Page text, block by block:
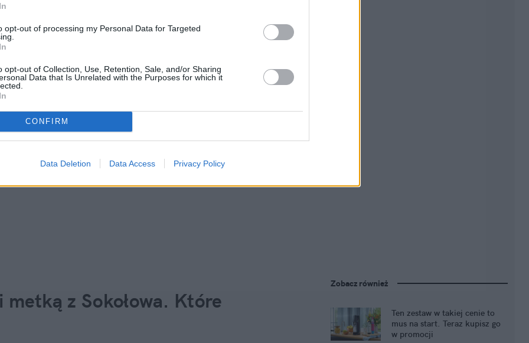
opt-out of processing my Personal Data for Targeted
opt-out of Collection, Use, Retention, Sale, and/or Sharing
Data that Is Unrelated with the Purposes for which it
CONFIRM
Data Deletion Data Access Privacy Policy
z Sokołowa. Które
Zobacz również
Ten zestaw w takiej cenie to
mus na start. Teraz kupisz go
w promocji